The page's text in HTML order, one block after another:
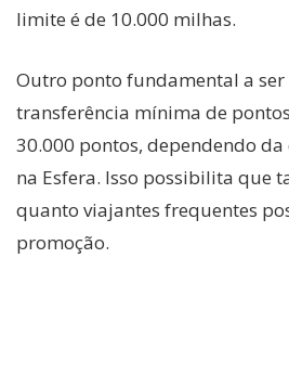
limite é de 10.000 milhas.
Outro ponto fundamental a ser
transferência mínima de
30.000 pontos, dependendo
na Esfera. Isso possibilita que
quanto viajantes frequentes
promoção.